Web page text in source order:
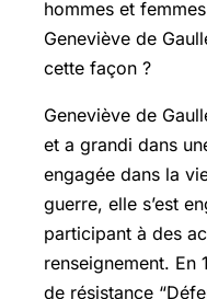
hommes et
Geneviève de
cette façon ?
Geneviève de
et a grandi dans
engagée dans la
guerre, elle s’est
participant à des
renseignement. En
de résistance